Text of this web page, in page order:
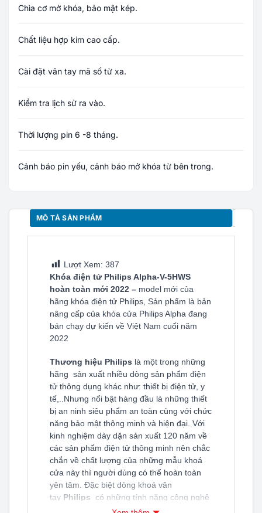
Chìa cơ mở khóa, bảo mật kép.
Chất liệu hợp kim cao cấp.
Cài đặt vân tay mã số từ xa.
Kiểm tra lịch sử ra vào.
Thời lượng pin 6 -8 tháng.
Cảnh báo pin yếu, cảnh báo mở khóa từ bên trong.
MÔ TẢ SẢN PHẨM
Lượt Xem: 387
Khóa điện tử Philips Alpha-V-5HWS
hoàn toàn mới 2022 – model mới của
hãng khóa điện tử Philips, Sản phẩm là bản
nâng cấp của khóa cửa Philips Alpha đang
bán chạy dự kiến về Việt Nam cuối năm
2022
Thương hiệu Philips là một trong những
hãng sản xuất nhiều dòng sản phẩm điện
tử thông dụng khác như: thiết bị điện tử, y
tế,..Nhưng nổi bật hàng đầu là những thiết
bị an ninh siêu phẩm an toàn cùng với chức
năng bảo mật thông minh và hiện đại. Với
kinh nghiệm dày dặn sản xuất 120 năm về
các sản phẩm điện tử thông minh nên chắc
chắn về chất lượng của những mẫu khoá
cửa này thì người dùng có thể hoàn toàn
yên tâm. Đặc biệt dòng khoá vân
tay Philips có những tính năng công nghệ
hiện đại, tiên tiến nhất, đặc biệt là mở khóa